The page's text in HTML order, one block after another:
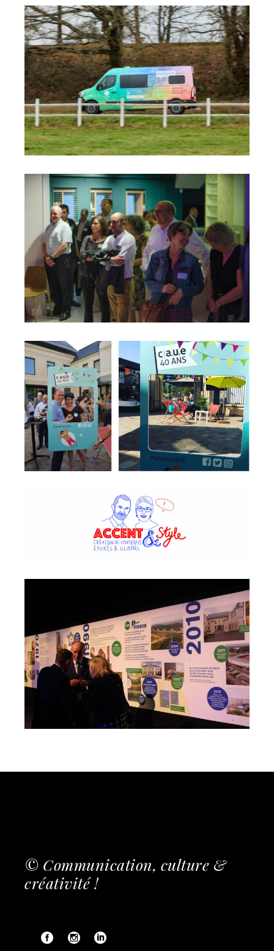
Booster de la Mission Locale
Initiative Sarthe
CAUE
Accent & Style
Fédération du BTP Sarthe
© Communication, culture &
créativité !